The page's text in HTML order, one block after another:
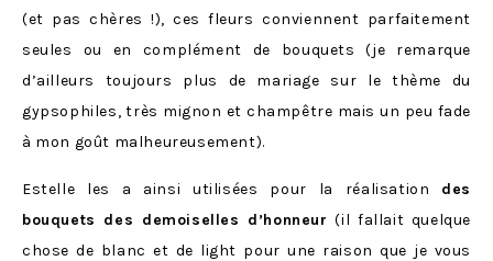
(et pas chères !), ces fleurs conviennent parfaitement
seules ou en complément de bouquets (je remarque
d’ailleurs toujours plus de mariage sur le thème du
gypsophiles, très mignon et champêtre mais un peu fade
à mon goût malheureusement).
Estelle les a ainsi utilisées pour la réalisation des
bouquets des demoiselles d’honneur (il fallait quelque
chose de blanc et de light pour une raison que je vous